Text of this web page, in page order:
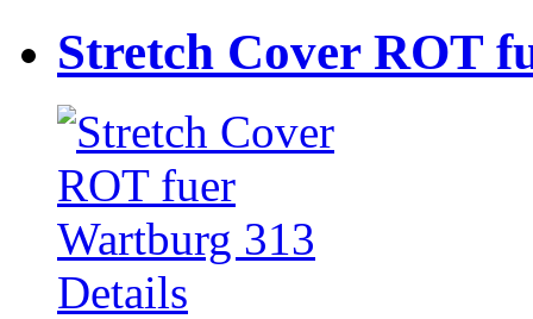
Stretch Cover ROT
Details